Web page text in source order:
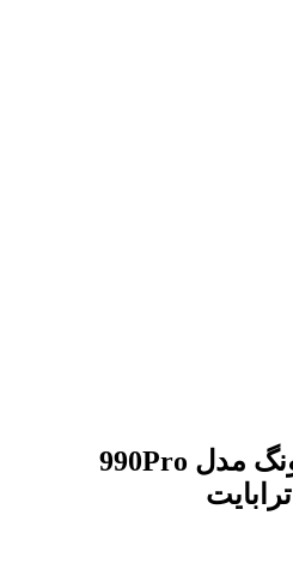
هارد اینترنال سامسونگ مدل 990Pro